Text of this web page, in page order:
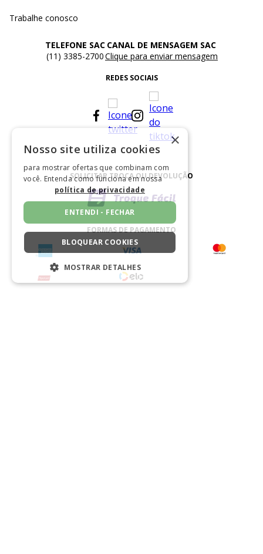
Trabalhe conosco
TELEFONE SAC
(11) 3385-2700
CANAL DE MENSAGEM SAC
Clique para enviar mensagem
REDES SOCIAIS
SOLICITAR TROCA OU DEVOLUÇÃO
FORMAS DE PAGAMENTO
×
Nosso site utiliza cookies
para mostrar ofertas que combinam com
você. Entenda como funciona em nossa
política de privacidade
ENTENDI - FECHAR
BLOQUEAR COOKIES
MOSTRAR DETALHES
ESTRITAMENTE NECESSÁRIOS